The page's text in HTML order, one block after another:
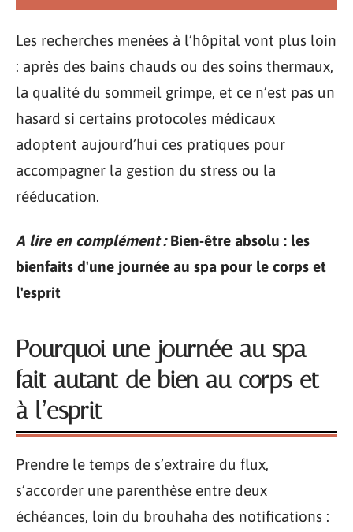
Les recherches menées à l’hôpital vont plus loin
: après des bains chauds ou des soins thermaux,
la qualité du sommeil grimpe, et ce n’est pas un
hasard si certains protocoles médicaux
adoptent aujourd’hui ces pratiques pour
accompagner la gestion du stress ou la
rééducation.
A lire en complément : Bien-être absolu : les
bienfaits d'une journée au spa pour le corps et
l'esprit
Pourquoi une journée au spa
fait autant de bien au corps et
à l’esprit
Prendre le temps de s’extraire du flux,
s’accorder une parenthèse entre deux
échéances, loin du brouhaha des notifications :